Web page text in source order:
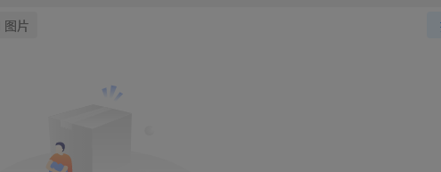
图片